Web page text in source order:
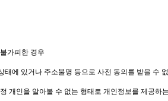
가피한 경우
태에 있거나 주소불명 등으로 사전 동의를 받을 수
개인을 알아볼 수 없는 형태로 개인정보를 제공하